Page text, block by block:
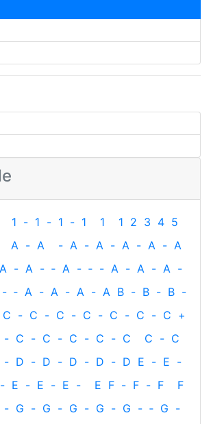
1 - 1 - 1 - 1 1 1 2 3 4 5
A - A - A - A - A - A - A
A - A - ‐ A - ‐ - A - A - A -
- ‐ A - A - A - A B - B - B -
C - C - C - C - C - C - C +
- C - C - C - C - C C - C
- D - D - D - D - D E - E -
- E - E - E - E F - F - F
F
- G - G - G - G - G - ‐ G -